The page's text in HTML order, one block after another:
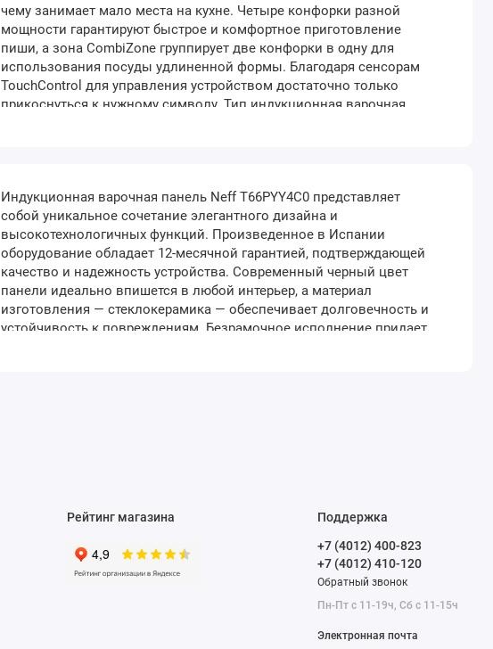
чему занимает мало места на кухне. Четыре конфорки разной
мощности гарантируют быстрое и комфортное приготовление
пиши, а зона CombiZone группирует две конфорки в одну для
использования посуды удлиненной формы. Благодаря сенсорам
TouchControl для управления устройством достаточно только
прикоснуться к нужному символу. Тип индукционная варочная
Индукционная варочная панель Neff T66PYY4C0 представляет
собой уникальное сочетание элегантного дизайна и
высокотехнологичных функций. Произведенное в Испании
оборудование обладает 12-месячной гарантией, подтверждающей
качество и надежность устройства. Современный черный цвет
панели идеально впишется в любой интерьер, а материал
изготовления — стеклокерамика — обеспечивает долговечность и
устойчивость к повреждениям. Безрамочное исполнение придает
Рейтинг магазина
Поддержка
+7 (4012) 400-823
+7 (4012) 410-120
Обратный звонок
Пн-Пт с 11-19ч, Сб с 11-15ч
Электронная почта